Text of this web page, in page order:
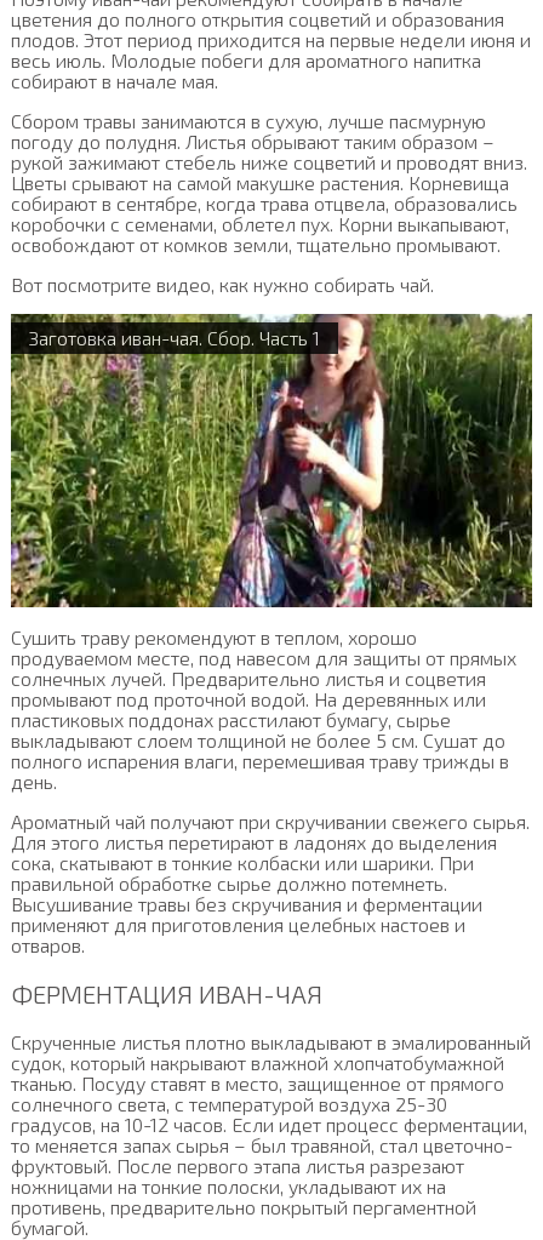
цветения до полного открытия соцветий и образования
плодов. Этот период приходится на первые недели июня и
весь июль. Молодые побеги для ароматного напитка
собирают в начале мая.
Сбором травы занимаются в сухую, лучше пасмурную
погоду до полудня. Листья обрывают таким образом –
рукой зажимают стебель ниже соцветий и проводят вниз.
Цветы срывают на самой макушке растения. Корневища
собирают в сентябре, когда трава отцвела, образовались
коробочки с семенами, облетел пух. Корни выкапывают,
освобождают от комков земли, тщательно промывают.
Вот посмотрите видео, как нужно собирать чай.
Заготовка иван-чая. Сбор. Часть 1
Сушить траву рекомендуют в теплом, хорошо
продуваемом месте, под навесом для защиты от прямых
солнечных лучей. Предварительно листья и соцветия
промывают под проточной водой. На деревянных или
пластиковых поддонах расстилают бумагу, сырье
выкладывают слоем толщиной не более 5 см. Сушат до
полного испарения влаги, перемешивая траву трижды в
день.
Ароматный чай получают при скручивании свежего сырья.
Для этого листья перетирают в ладонях до выделения
сока, скатывают в тонкие колбаски или шарики. При
правильной обработке сырье должно потемнеть.
Высушивание травы без скручивания и ферментации
применяют для приготовления целебных настоев и
отваров.
ФЕРМЕНТАЦИЯ ИВАН-ЧАЯ
Скрученные листья плотно выкладывают в эмалированный
судок, который накрывают влажной хлопчатобумажной
тканью. Посуду ставят в место, защищенное от прямого
солнечного света, с температурой воздуха 25-30
градусов, на 10-12 часов. Если идет процесс ферментации,
то меняется запах сырья – был травяной, стал цветочно-
фруктовый. После первого этапа листья разрезают
ножницами на тонкие полоски, укладывают их на
противень, предварительно покрытый пергаментной
бумагой.